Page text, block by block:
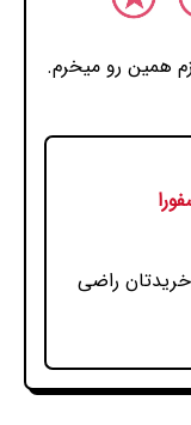
همین رو میخرم.
راضی